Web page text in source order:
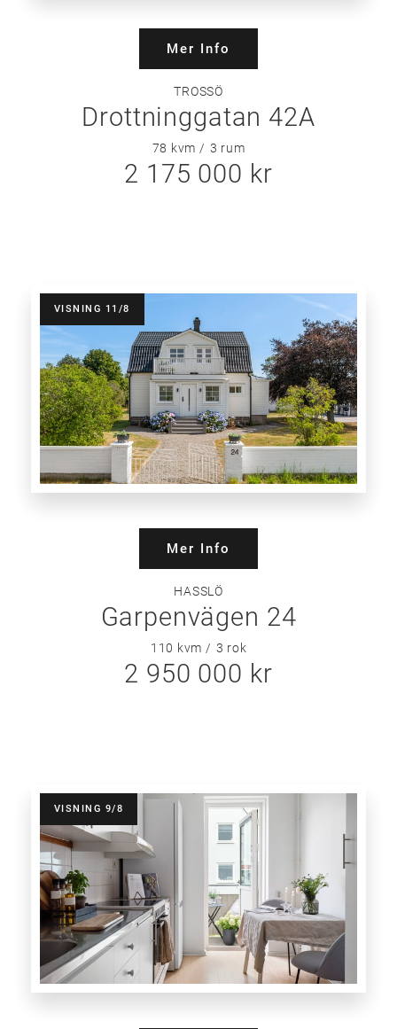
Mer Info
TROSSÖ
Drottninggatan 42A
78 kvm 3 rum
2 175 000 kr
VISNING 11/8
Mer Info
HASSLÖ
Garpenvägen 24
110 kvm 3 rok
2 950 000 kr
VISNING 9/8